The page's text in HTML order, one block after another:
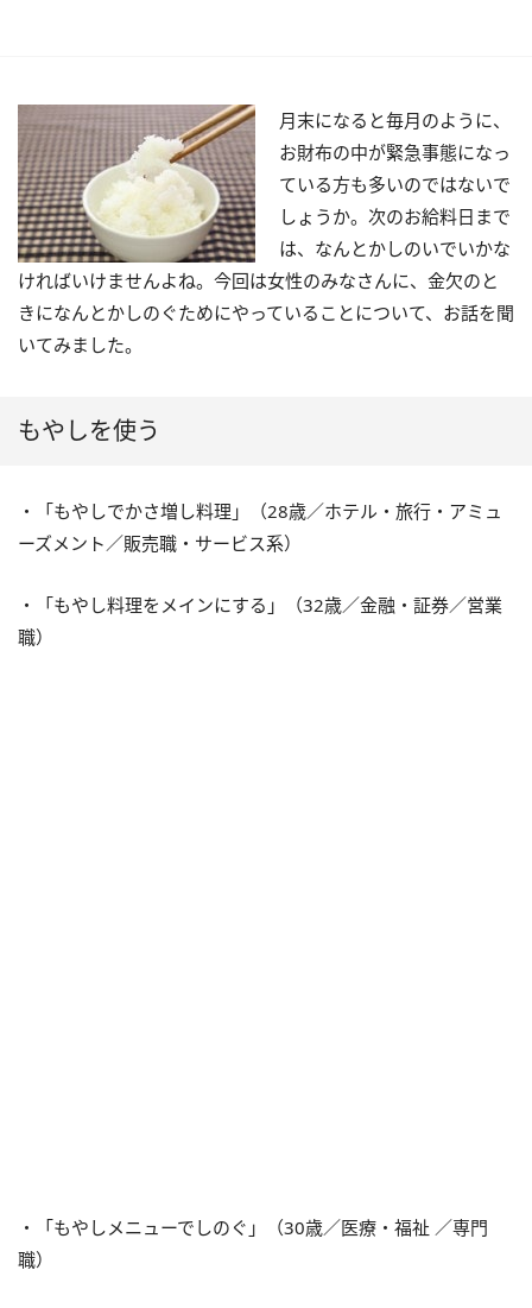
月末になると毎月のように、
お財布の中が緊急事態になっ
ている方も多いのではないで
しょうか。次のお給料日まで
は、なんとかしのいでいかな
ければいけませんよね。今回は女性のみなさんに、金欠のと
きになんとかしのぐためにやっていることについて、お話を聞
いてみました。
もやしを使う
・「もやしでかさ増し料理」（28歳／ホテル・旅行・アミュ
ーズメント／販売職・サービス系）
・「もやし料理をメインにする」（32歳／金融・証券／営業
職）
・「もやしメニューでしのぐ」（30歳／医療・福祉 ／専門
職）